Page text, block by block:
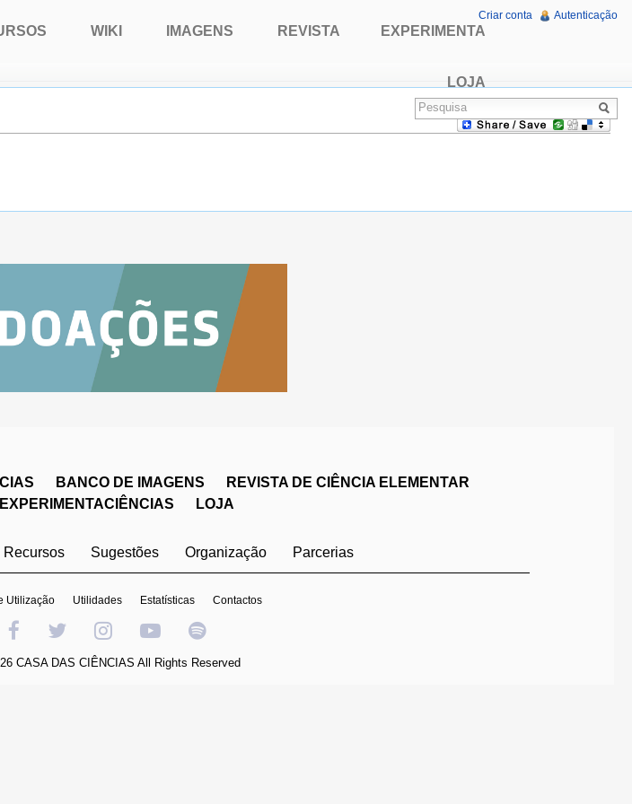
WIKI IMAGENS REVISTA EXPERIMENTA
LOJA
Criar conta Autenticação
BANCO DE IMAGENS
REVISTA DE CIÊNCIA ELEMENTAR
EXPERIMENTACIÊNCIAS
LOJA
Recursos Sugestões Organização Parcerias
Utilização Utilidades Estatísticas Contactos
CASA DAS CIÊNCIAS All Rights Reserved